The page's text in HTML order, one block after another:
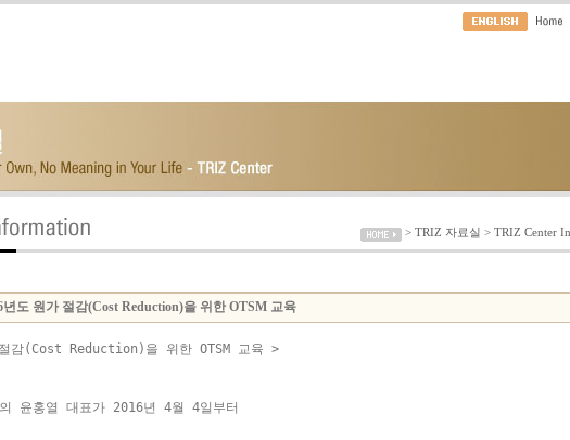
> TRIZ 자료실 > TRIZ Center
년도 원가 절감(Cost Reduction)을 위한 OTSM 교육
감(Cost Reduction)을 위한 OTSM 교육 >
윤홍열 대표가 2016년 4월 4일부터